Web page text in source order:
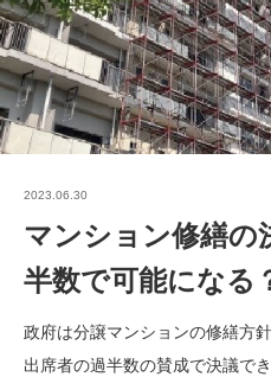
2023.06.30
マンション修繕の
半数で可能になる
政府は分譲マンションの修繕方
出席者の過半数の賛成で決議で